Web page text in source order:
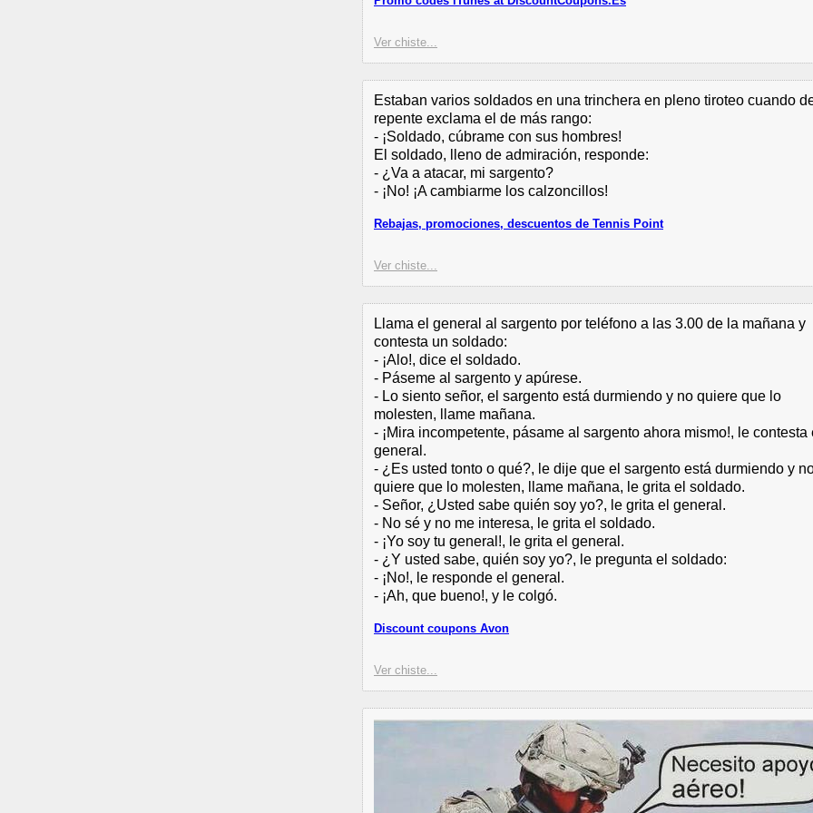
Ver chiste...
Estaban varios soldados en una trinchera en pleno tiroteo cuando
repente exclama el de más rango:
- ¡Soldado, cúbrame con sus hombres!
El soldado, lleno de admiración, responde:
- ¿Va a atacar, mi sargento?
- ¡No! ¡A cambiarme los calzoncillos!
Rebajas, promociones, descuentos de Tennis Point
Ver chiste...
Llama el general al sargento por teléfono a las 3.00 de la mañana y
contesta un soldado:
- ¡Alo!, dice el soldado.
- Páseme al sargento y apúrese.
- Lo siento señor, el sargento está durmiendo y no quiere que lo
molesten, llame mañana.
- ¡Mira incompetente, pásame al sargento ahora mismo!, le contesta
general.
- ¿Es usted tonto o qué?, le dije que el sargento está durmiendo y
quiere que lo molesten, llame mañana, le grita el soldado.
- Señor, ¿Usted sabe quién soy yo?, le grita el general.
- No sé y no me interesa, le grita el soldado.
- ¡Yo soy tu general!, le grita el general.
- ¿Y usted sabe, quién soy yo?, le pregunta el soldado:
- ¡No!, le responde el general.
- ¡Ah, que bueno!, y le colgó.
Discount coupons Avon
Ver chiste...